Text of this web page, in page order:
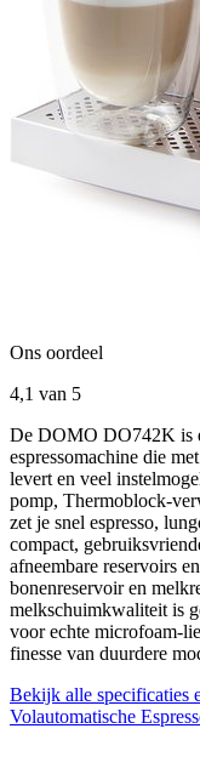
Ons oordeel
4,1 van 5
De DOMO DO742K is
espressomachine die
levert en veel
pomp, Thermoblock-
zet je snel espresso,
compact,
afneembare reservoirs
bonenreservoir en
melkschuimkwaliteit is
voor echte microfoam-
finesse van duurdere
Bekijk alle
Volautomatische